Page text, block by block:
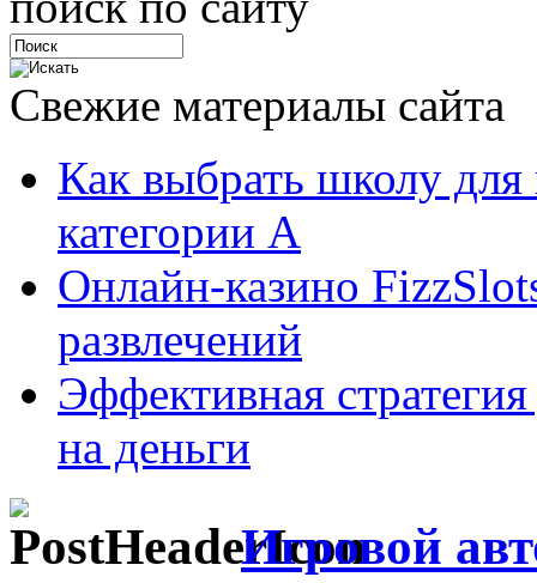
Свежие материалы сайта
Как выбрать школу для
категории А
Онлайн-казино
развлечений
Эффективная
на деньги
Игровой